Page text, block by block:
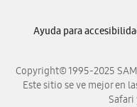
Copyright© 1995-2025
Este sitio se ve mejor en
Ayuda para